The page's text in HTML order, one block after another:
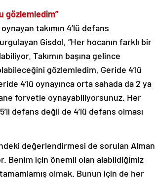
gözlemledim”
takımın 4’lü defans
Gisdol, “Her hocanın farklı bir
Takımın başına gelince
gözlemledim. Geride 4’lü
4’lü oynayınca orta sahada da 2 ya
forvetle oynayabiliyorsunuz. Her
defans değil de 4’lü defans olması
değerlendirmesi de sorulan Alman
Benim için önemli olan alabildiğimiz
olmak. Bunun için de her